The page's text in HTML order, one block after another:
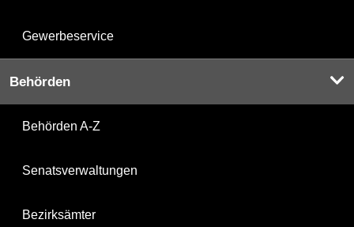
Gewerbeservice
Behörden
Behörden A-Z
Senatsverwaltungen
Bezirksämter